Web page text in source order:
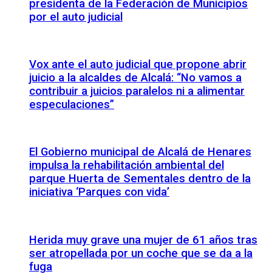
presidenta de la Federación de Municipios
por el auto judicial
Vox ante el auto judicial que propone abrir
juicio a la alcaldes de Alcalá: “No vamos a
contribuir a juicios paralelos ni a alimentar
especulaciones”
El Gobierno municipal de Alcalá de Henares
impulsa la rehabilitación ambiental del
parque Huerta de Sementales dentro de la
iniciativa ‘Parques con vida’
Herida muy grave una mujer de 61 años tras
ser atropellada por un coche que se da a la
fuga